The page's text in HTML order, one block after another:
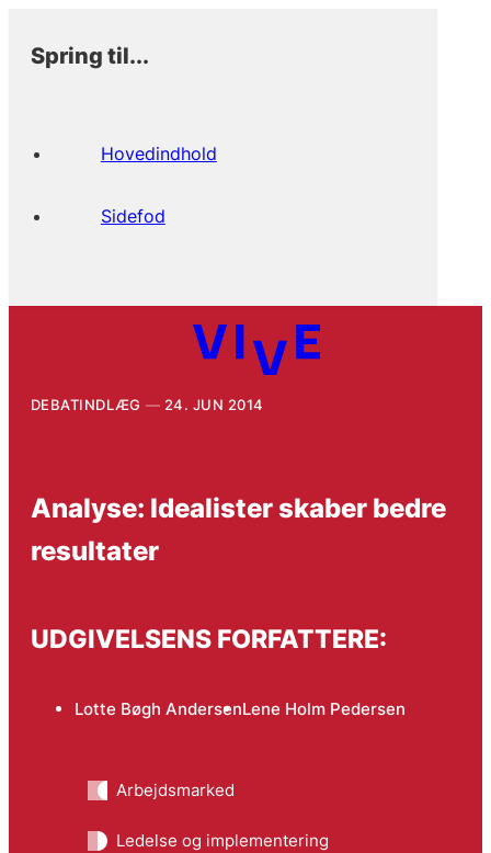
Spring til...
Hovedindhold
Sidefod
DEBATINDLÆG 24. JUN 2014
Analyse: Idealister skaber bedre
resultater
UDGIVELSENS FORFATTERE:
Lotte Bøgh AndersenLene Holm Pedersen
Arbejdsmarked
Ledelse og implementering